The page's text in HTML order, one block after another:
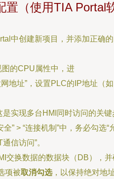
置（使用TIA Portal
中创建新项目，并添加正确的
图的CPU属性中，进
网地址”，设置PLC的IP地址（如
是实现多台HMI同时访问的关键
” > “连接机制”中，务必勾选“
信访问”。
交换数据的数据块（DB），
项被取消勾选，以保持绝对地